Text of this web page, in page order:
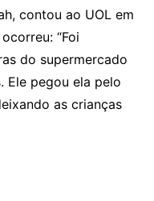
contou ao UOL em
“Foi
do supermercado
Ele pegou ela pelo
as crianças